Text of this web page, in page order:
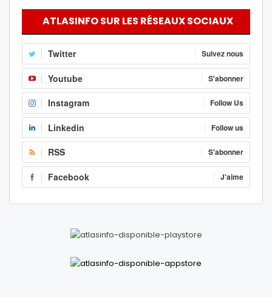
ATLASINFO SUR LES RÉSEAUX SOCIAUX
Twitter Suivez nous
Youtube S'abonner
Instagram Follow Us
Linkedin Follow us
RSS S'abonner
Facebook J'aime